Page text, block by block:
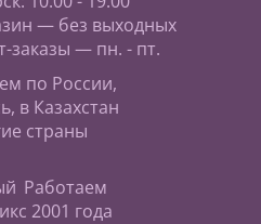
— без выходных
заказы — пн. - пт.
по России,
в Казахстан
страны
Работаем
с 2001 года